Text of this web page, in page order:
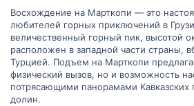
Восхождение на Марткопи — это
любителей горных приключений в
величественный горный пик, высотой
расположен в западной части страны,
Турцией. Подъем на Марткопи
физический вызов, но и возможность
потрясающими панорамами
долин.